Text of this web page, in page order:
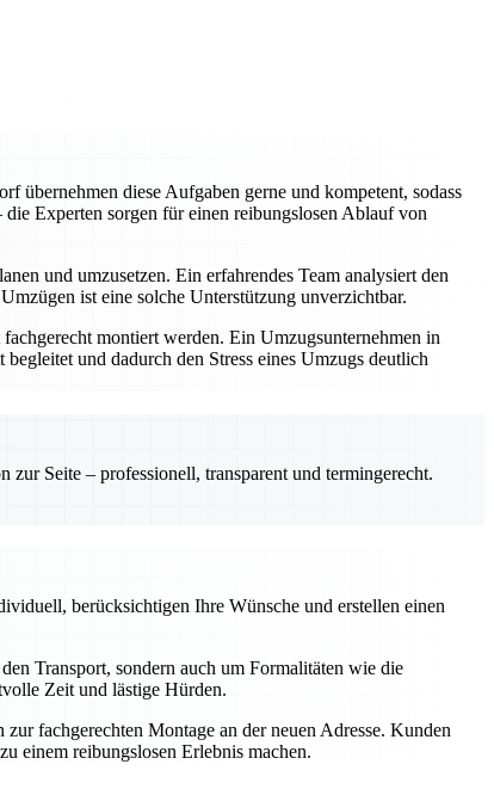
übernehmen diese Aufgaben gerne und kompetent, sodass
Experten sorgen für einen reibungslosen Ablauf von
und umzusetzen. Ein erfahrendes Team analysiert den
ist eine solche Unterstützung unverzichtbar.
montiert werden. Ein Umzugsunternehmen in
und dadurch den Stress eines Umzugs deutlich
zur Seite – professionell, transparent und termingerecht.
berücksichtigen Ihre Wünsche und erstellen einen
Transport, sondern auch um Formalitäten wie die
Zeit und lästige Hürden.
fachgerechten Montage an der neuen Adresse. Kunden
einem reibungslosen Erlebnis machen.